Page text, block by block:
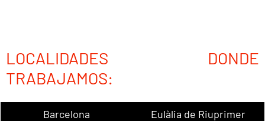
LOCALIDADES DONDE
TRABAJAMOS:
Barcelona
Eulàlia de Riuprimer